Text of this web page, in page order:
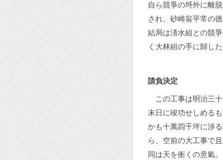
自ら競爭の埒外に離
され、砂崎翁平常の
結局は淸水組との競
く大林組の手に歸し
請負決定
この工事は明治三
末日に竣功せしめる
かも十萬四千坪に渉
ら、空前の大工事で
同は天を衝くの意氣。